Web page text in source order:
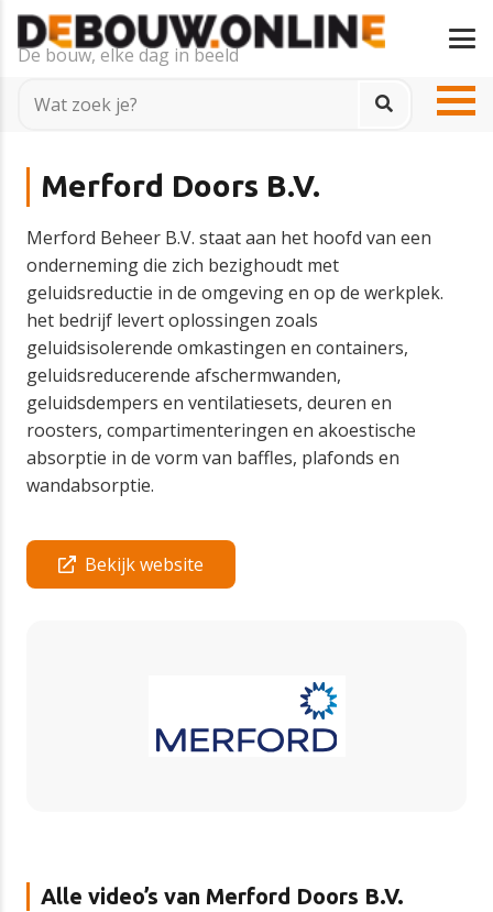
De bouw, elke dag in beeld
Merford Doors B.V.
Merford Beheer B.V. staat aan het hoofd van een
onderneming die zich bezighoudt met
geluidsreductie in de omgeving en op de werkplek.
het bedrijf levert oplossingen zoals
geluidsisolerende omkastingen en containers,
geluidsreducerende afschermwanden,
geluidsdempers en ventilatiesets, deuren en
roosters, compartimenteringen en akoestische
absorptie in de vorm van baffles, plafonds en
wandabsorptie.
Bekijk website
Alle video’s van Merford Doors B.V.